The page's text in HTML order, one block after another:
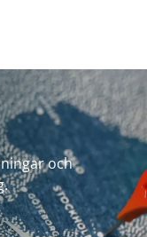
och